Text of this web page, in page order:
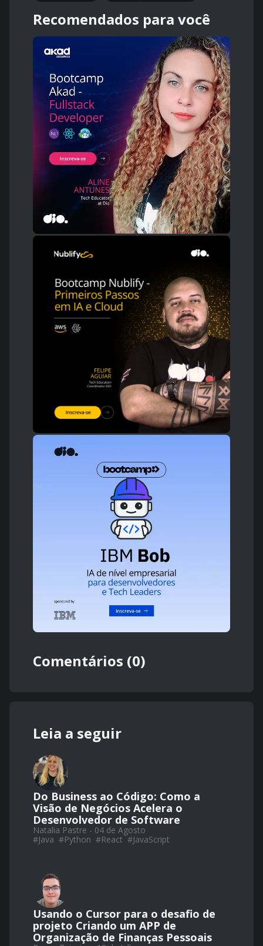
Recomendados para você
Comentários (0)
Leia a seguir
Do Business ao Código: Como a
Visão de Negócios Acelera o
Desenvolvedor de Software
Natalia Pastre - 04 de Agosto
#Java #Python #React #JavaScript
Usando o Cursor para o desafio de
projeto Criando um APP de
Organização de Finanças Pessoais